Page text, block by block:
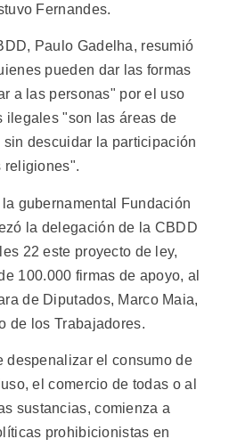
Fernandes.
Paulo Gadelha, resumió
pueden dar las formas
a las personas" por el uso
ilegales "son las áreas de
descuidar la participación
religiones".
gubernamental Fundación
la delegación de la CBDD
22 este proyecto de ley,
100.000 firmas de apoyo, al
de Diputados, Marco Maia,
de los Trabajadores.
despenalizar el consumo de
el comercio de todas o al
sustancias, comienza a
prohibicionistas en